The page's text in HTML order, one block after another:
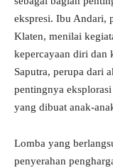
ekspresi. Ibu Andari,
Klaten, menilai
kepercayaan diri dan
Saputra, perupa dari
pentingnya
yang dibuat anak-
Lomba yang
penyerahan